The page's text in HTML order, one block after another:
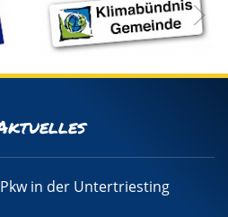
in der Untertriesting